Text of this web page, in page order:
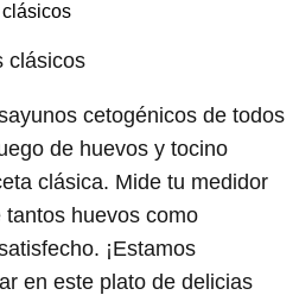
clásicos
cetogénicos de todos
de huevos y tocino
clásica. Mide tu medidor
huevos como
¡Estamos
en este plato de delicias